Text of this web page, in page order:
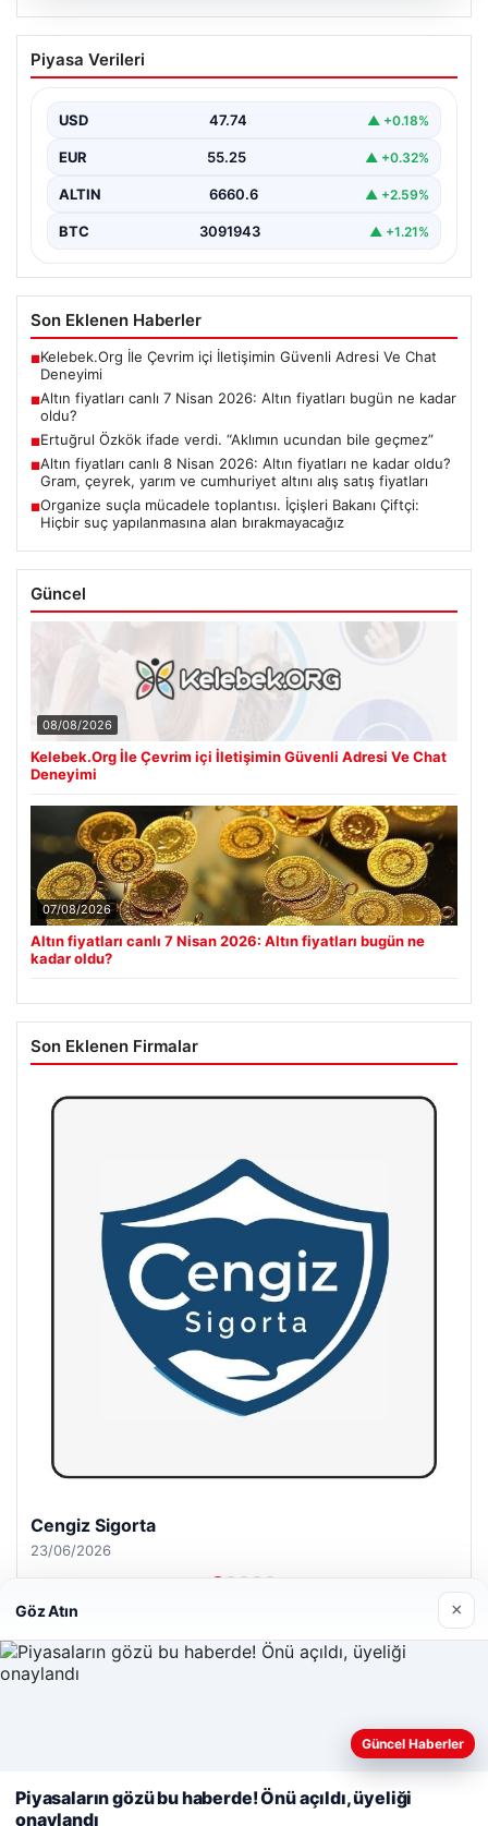
07.08.2026
Altın fiyatları canlı 7 Nisan 2026: Altın
fiyatları bugün ne kadar oldu?
Piyasa Verileri
USD 47.74 ▲ +0.18%
EUR 55.25 ▲ +0.32%
ALTIN 6660.6 ▲ +2.59%
BTC 3091943 ▲ +1.21%
Son Eklenen Haberler
■Kelebek.Org İle Çevrim içi İletişimin Güvenli Adresi Ve Chat
Deneyimi
■Altın fiyatları canlı 7 Nisan 2026: Altın fiyatları bugün ne kadar
oldu?
■Ertuğrul Özkök ifade verdi. “Aklımın ucundan bile geçmez”
■Altın fiyatları canlı 8 Nisan 2026: Altın fiyatları ne kadar oldu?
Gram, çeyrek, yarım ve cumhuriyet altını alış satış fiyatları
■Organize suçla mücadele toplantısı. İçişleri Bakanı Çiftçi:
Hiçbir suç yapılanmasına alan bırakmayacağız
Güncel
08/08/2026
Kelebek.Org İle Çevrim içi İletişimin Güvenli Adresi Ve Chat
Deneyimi
07/08/2026
Altın fiyatları canlı 7 Nisan 2026: Altın fiyatları bugün ne
kadar oldu?
Son Eklenen Firmalar
Cengiz Sigorta
23/06/2026
Web sitemizi nasıl kullandığınızı daha iyi anlayabilmek,
kullanıyoruz.
Çerez Politikamız
Reddet
Göz Atın ×
Güncel Haberler
Piyasaların gözü bu haberde! Önü açıldı, üyeliği
onaylandı
lemagrup.com.tr